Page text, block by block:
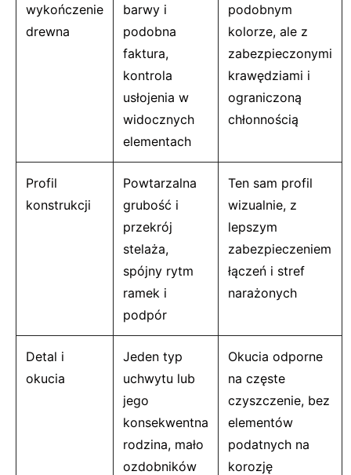
wykończenie
drewna
barwy i
podobna
faktura,
kontrola
usłojenia w
widocznych
elementach
podobnym
kolorze, ale z
zabezpieczonymi
krawędziami i
ograniczoną
chłonnością
Profil
konstrukcji
Powtarzalna
grubość i
przekrój
stelaża,
spójny rytm
ramek i
podpór
Ten sam profil
wizualnie, z
lepszym
zabezpieczeniem
łączeń i stref
narażonych
Detal i
okucia
Jeden typ
uchwytu lub
jego
konsekwentna
rodzina, mało
ozdobników
Okucia odporne
na częste
czyszczenie, bez
elementów
podatnych na
korozję